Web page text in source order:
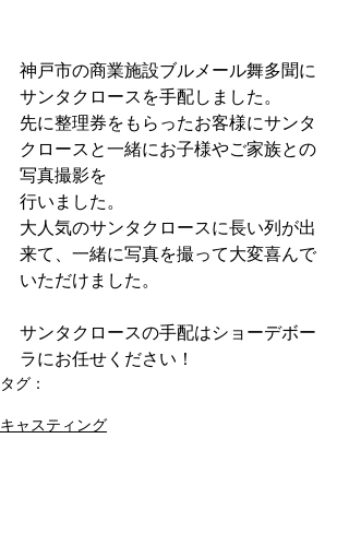
神戸市の商業施設ブルメール舞多聞に
サンタクロースを手配しました。
先に整理券をもらったお客様にサンタ
クロースと一緒にお子様やご家族との
写真撮影を
行いました。
大人気のサンタクロースに長い列が出
来て、一緒に写真を撮って大変喜んで
いただけました。
サンタクロースの手配はショーデボー
ラにお任せください！
タグ：
キャスティング